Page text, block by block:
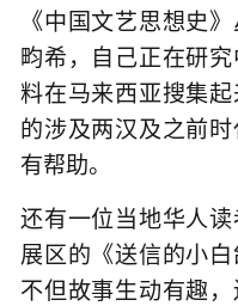
《中国文艺思想史
畇希，自己正在研
料在马来西亚搜集
的涉及两汉及之前
有帮助。
还有一位当地华人
展区的《送信的小
不但故事生动有趣